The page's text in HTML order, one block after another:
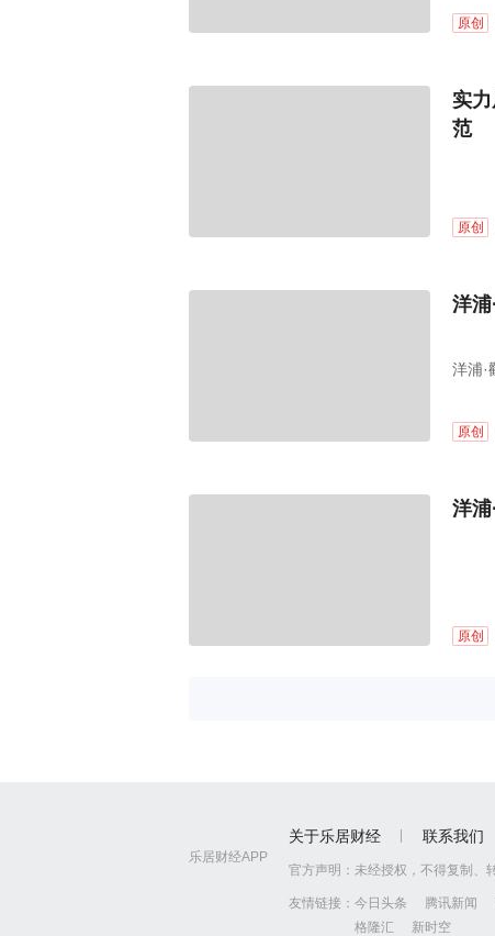
原创
实
范
原创
洋
洋浦·
原创
洋
原创
乐居财经APP
关于乐居财经 联系我们
官方声明： 未经授权，不得复制、
友情链接： 今日头条 腾讯新闻
格隆汇
新时空